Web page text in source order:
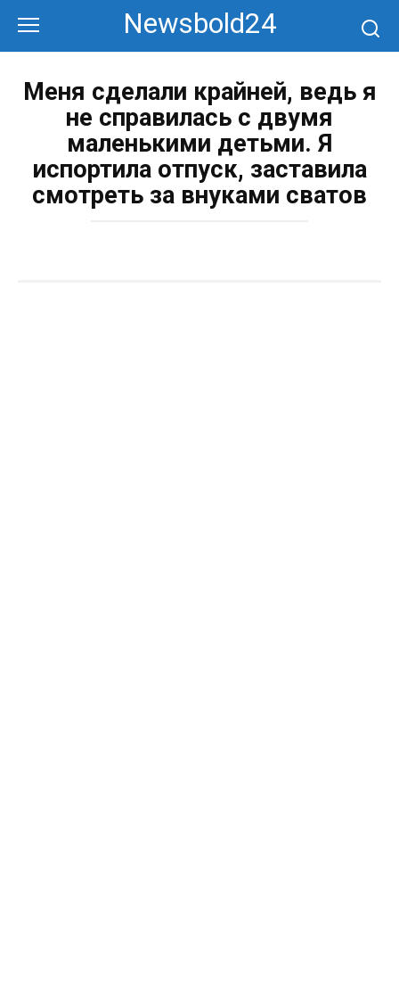
контенту
Newsbold24
Меня сделали крайней, ведь я
не справилась с двумя
маленькими детьми. Я
испортила отпуск, заставила
смотреть за внуками сватов